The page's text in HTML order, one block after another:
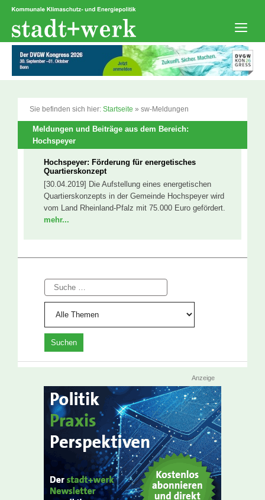
Zum
springen
Sie befinden sich hier: Startseite » sw-Meldungen
Meldungen und Beiträge aus dem Bereich:
Hochspeyer
Hochspeyer: Förderung für energetisches
Quartierskonzept
[30.04.2019] Die Aufstellung eines energetischen
Quartierskonzepts in der Gemeinde Hochspeyer wird
vom Land Rheinland-Pfalz mit 75.000 Euro gefördert.
mehr...
Suche
Anzeige